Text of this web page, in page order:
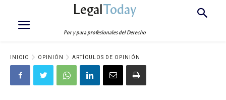
LegalToday
Por y para profesionales del Derecho
INICIO OPINIÓN ARTÍCULOS DE OPINIÓN